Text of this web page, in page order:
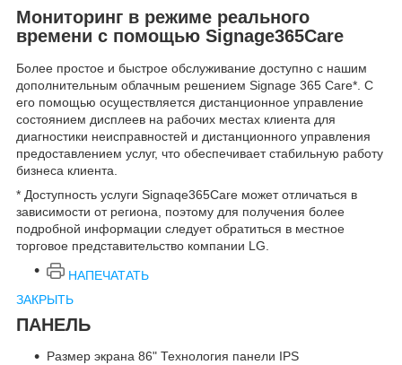
Мониторинг в режиме реального
времени с помощью Signage365Care
Более простое и быстрое обслуживание доступно с нашим
дополнительным облачным решением Signage 365 Care*. С
его помощью осуществляется дистанционное управление
состоянием дисплеев на рабочих местах клиента для
диагностики неисправностей и дистанционного управления
предоставлением услуг, что обеспечивает стабильную работу
бизнеса клиента.
* Доступность услуги Signaqe365Care может отличаться в
зависимости от региона, поэтому для получения более
подробной информации следует обратиться в местное
торговое представительство компании LG.
НАПЕЧАТАТЬ
ЗАКРЫТЬ
ПАНЕЛЬ
Размер экрана 86" Технология панели IPS